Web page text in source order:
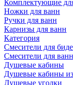
Комплектующие
Ножки для ванн
Ручки для ванн
Карнизы для ванн
Категория
Смесители для биде
Смесители для
Душевые кабины
Душевые кабины из
Душевые уголки